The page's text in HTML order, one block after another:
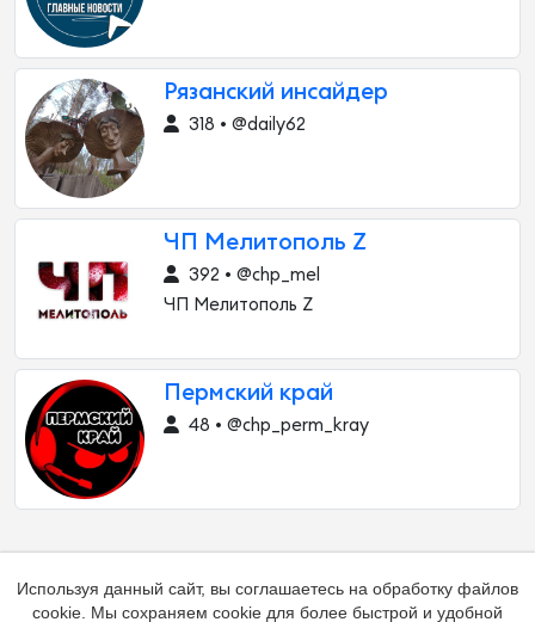
Рязанский инсайдер
318 • @daily62
ЧП Мелитополь Z
392 • @chp_mel
ЧП Мелитополь Z
Пермский край
48 • @chp_perm_kray
Используя данный сайт, вы соглашаетесь на обработку файлов
cookie. Мы сохраняем cookie для более быстрой и удобной